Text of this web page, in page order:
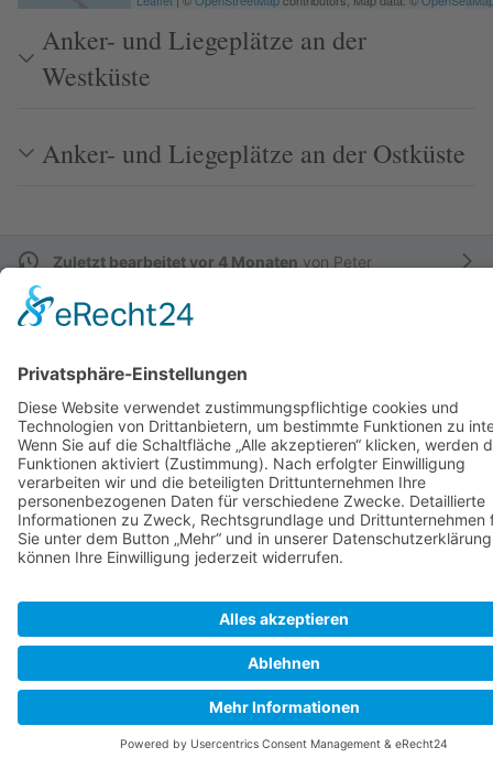
Anker- und Liegeplätze an der
Westküste
Anker- und Liegeplätze an der Ostküste
Zuletzt bearbeitet vor 4 Monaten von Peter
Autoren: Alphafisch ,Axel
SkipperGuide
Datenschutz Klassische Ansicht